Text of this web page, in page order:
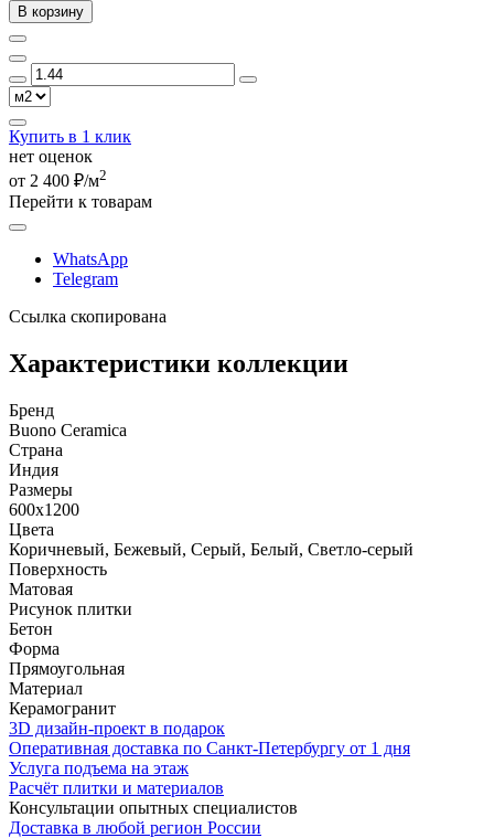
В корзину
Купить в 1 клик
нет оценок
от 2 400 ₽/м2
Перейти к товарам
WhatsApp
Telegram
Ссылка скопирована
Характеристики коллекции
Бренд
Buono Ceramica
Страна
Индия
Размеры
600x1200
Цвета
Коричневый, Бежевый, Серый, Белый, Светло-серый
Поверхность
Матовая
Рисунок плитки
Бетон
Форма
Прямоугольная
Материал
Керамогранит
3D дизайн-проект в подарок
Оперативная доставка по Санкт-Петербургу от 1 дня
Услуга подъема на этаж
Расчёт плитки и материалов
Консультации опытных специалистов
Доставка в любой регион России